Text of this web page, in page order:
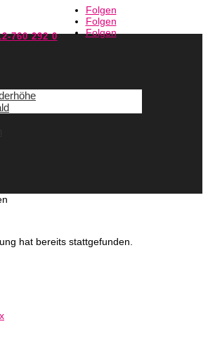
760 292 0
Folgen
Folgen
Folgen
hat bereits stattgefunden.